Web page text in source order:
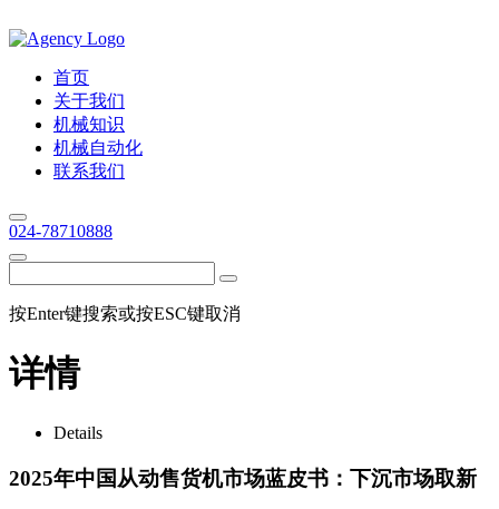
首页
关于我们
机械知识
机械自动化
联系我们
024-78710888
按Enter键搜索或按ESC键取消
详情
Details
2025年中国从动售货机市场蓝皮书：下沉市场取新